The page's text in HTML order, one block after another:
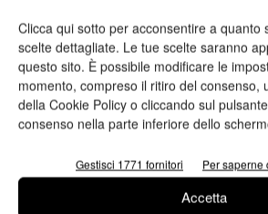
Clicca qui sotto per acconsentire a quanto
scelte dettagliate. Le tue scelte saranno
questo sito. È possibile modificare le
momento, compreso il ritiro del consenso,
della Cookie Policy o cliccando sul
consenso nella parte inferiore dello
Gestisci 1771 fornitori Per saperne
Accetta
n.2 - Giugno 2026 n.1 - Maggio 2026
Edicola Web
Iscriviti alla newsletter